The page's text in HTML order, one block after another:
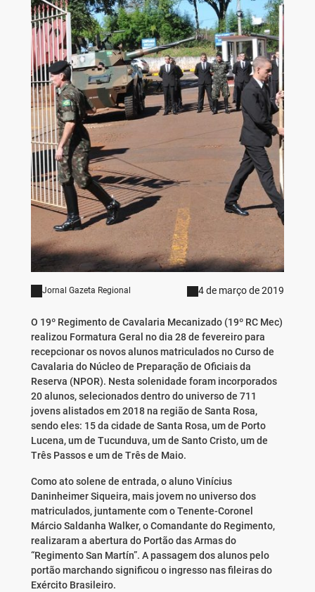
Jornal Gazeta Regional 4 de março de 2019
O 19º Regimento de Cavalaria Mecanizado (19º RC Mec)
realizou Formatura Geral no dia 28 de fevereiro para
recepcionar os novos alunos matriculados no Curso de
Cavalaria do Núcleo de Preparação de Oficiais da
Reserva (NPOR). Nesta solenidade foram incorporados
20 alunos, selecionados dentro do universo de 711
jovens alistados em 2018 na região de Santa Rosa,
sendo eles: 15 da cidade de Santa Rosa, um de Porto
Lucena, um de Tucunduva, um de Santo Cristo, um de
Três Passos e um de Três de Maio.
Como ato solene de entrada, o aluno Vinícius
Daninheimer Siqueira, mais jovem no universo dos
matriculados, juntamente com o Tenente-Coronel
Márcio Saldanha Walker, o Comandante do Regimento,
realizaram a abertura do Portão das Armas do
“Regimento San Martín”. A passagem dos alunos pelo
portão marchando significou o ingresso nas fileiras do
Exército Brasileiro.